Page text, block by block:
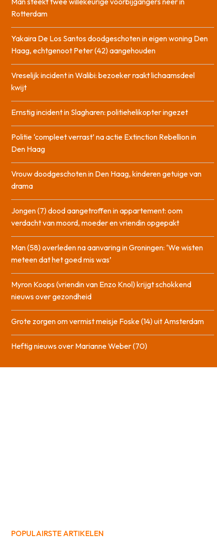
Rotterdam
Yakaira De Los Santos doodgeschoten in eigen woning Den
Haag, echtgenoot Peter (42) aangehouden
Vreselijk incident in Walibi: bezoeker raakt lichaamsdeel
kwijt
Ernstig incident in Slagharen: politiehelikopter ingezet
Politie ‘compleet verrast’ na actie Extinction Rebellion in
Den Haag
Vrouw doodgeschoten in Den Haag, kinderen getuige van
drama
Jongen (7) dood aangetroffen in appartement: oom
verdacht van moord, moeder en vriendin opgepakt
Man (58) overleden na aanvaring in Groningen: ‘We wisten
meteen dat het goed mis was’
Myron Koops (vriendin van Enzo Knol) krijgt schokkend
nieuws over gezondheid
Grote zorgen om vermist meisje Foske (14) uit Amsterdam
Heftig nieuws over Marianne Weber (70)
POPULAIRSTE ARTIKELEN